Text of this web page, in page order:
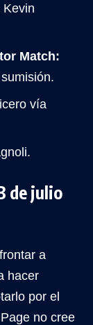
Kevin
Match:
vía
de julio
a
hacer
por el
no cree